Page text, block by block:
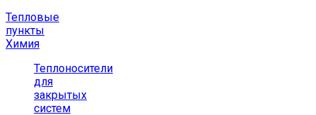
Тепловые
пункты
Химия
Теплоносители
для
закрытых
систем